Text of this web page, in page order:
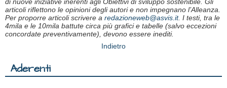
articoli riflettono le opinioni degli autori e non impegnano l’Alleanza.
Per proporre articoli scrivere a redazioneweb@asvis.it. I testi, tra le
4mila e le 10mila battute circa più grafici e tabelle (salvo eccezioni
concordate preventivamente), devono essere inediti.
Indietro
Aderenti